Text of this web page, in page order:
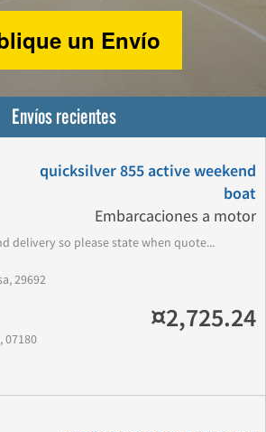
un Envío
Envíos recientes
quicksilver 855 active weekend
boat
Embarcaciones a motor
delivery so please state when quote...
29692
07180
¤2,725.24